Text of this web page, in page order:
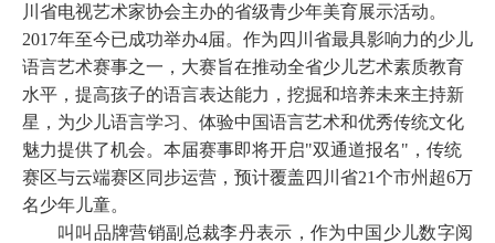
川省电视艺术家协会主办的省级青少年美育展示活动。
2017年至今已成功举办4届。 作为四川省最具影响力的少儿
语言艺术赛事之一， 大赛旨在推动全省少儿艺术素质教育
水平，提高孩子的语言表达能力， 挖掘和培养未来主持新
星 ， 为少儿语言学习、体验中国语言艺术和优秀传统文化
魅力提供了机会。 本届赛事即将开启"双通道报名"，传统
赛区与云端赛区同步运营，预计覆盖四川省21个市州超6万
名少年儿童。
叫叫品牌营销副总裁李丹表示，作为中国少儿数字阅